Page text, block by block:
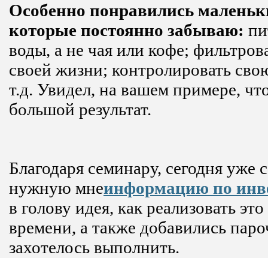
Особенно понравились
которые постоянно забываю:
воды, а не чая или кофе;
своей жизни; контролировать
т.д. Увидел, на вашем примере,
большой результат.
Благодаря семинару, сегодня уже
нужную мнеинформацию по
в голову идея, как реализовать
времени, а также добавились
захотелось выполнить.